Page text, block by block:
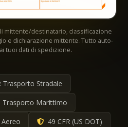
mittente/destinatario, classificazione
e dichiarazione mittente. Tutto auto-
tuoi dati di spedizione.
Trasporto Stradale
Trasporto Marittimo
49 CFR (US DOT)